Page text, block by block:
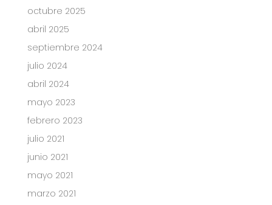
octubre 2025
abril 2025
septiembre 2024
julio 2024
abril 2024
mayo 2023
febrero 2023
julio 2021
junio 2021
mayo 2021
marzo 2021